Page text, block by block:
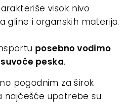
visok nivo
gline i organskih materija.
posebno vodimo
peska.
pogodnim za širok
upotrebe su: